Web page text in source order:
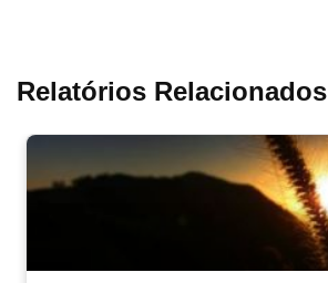
Relatórios Relacionados